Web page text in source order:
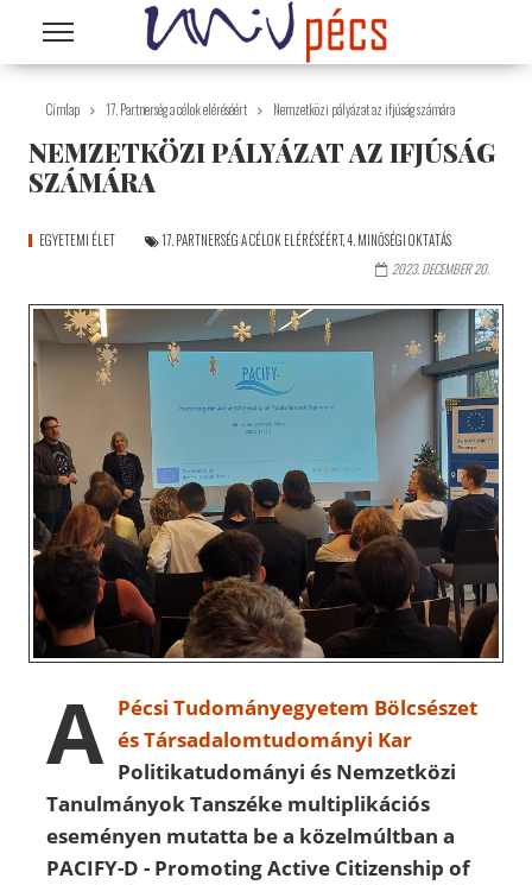
Ugrás a tartalomra
Címlap 17. Partnerség a célok eléréséért Nemzetközi pályázat az ifjúság számára
NEMZETKÖZI PÁLYÁZAT AZ IFJÚSÁG
SZÁMÁRA
EGYETEMI ÉLET 17. PARTNERSÉG A CÉLOK ELÉRÉSÉÉRT,4. MINŐSÉGI OKTATÁS
2023. DECEMBER 20.
A Pécsi Tudományegyetem Bölcsészet
és Társadalomtudományi Kar
Politikatudományi és Nemzetközi
Tanulmányok Tanszéke multiplikációs
eseményen mutatta be a közelmúltban a
PACIFY-D - Promoting Active Citizenship of